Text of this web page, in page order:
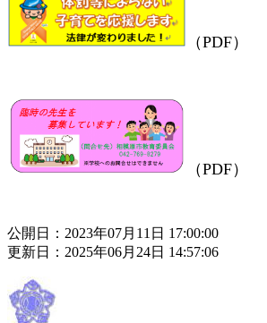
（PDF）
（PDF）
公開日：2023年07月11日 17:00:00
更新日：2025年06月24日 14:57:06